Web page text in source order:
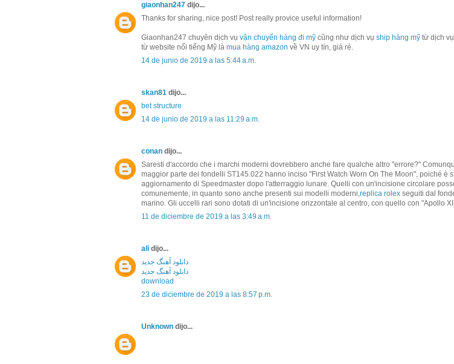
giaonhan247 dijo...
Thanks for sharing, nice post! Post really provice useful information!
Giaonhan247 chuyên dịch vụ vận chuyển hàng đi mỹ cũng như dịch vụ ship hàng mỹ từ dịch
từ website nổi tiếng Mỹ là mua hàng amazon về VN uy tín, giá rẻ.
14 de junio de 2019 a las 5:44 a.m.
skan81 dijo...
bet structure
14 de junio de 2019 a las 11:29 a.m.
conan dijo...
Saresti d'accordo che i marchi moderni dovrebbero anche fare qualche altro "errore?"
maggior parte dei fondelli ST145.022 hanno inciso "First Watch Worn On The Moon", poiché è
aggiornamento di Speedmaster dopo l'atterraggio lunare. Quelli con un'incisione circolare
comunemente, in quanto sono anche presenti sui modelli moderni,replica rolex seguiti dal
marino. Gli uccelli rari sono dotati di un'incisione orizzontale al centro, con quello con "Apollo
11 de diciembre de 2019 a las 3:49 a.m.
ali dijo...
دانلود آهنگ جدید
دانلود آهنگ جدید
download
23 de diciembre de 2019 a las 8:57 p.m.
Unknown dijo...